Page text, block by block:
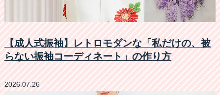
【成人式振袖】レトロモダンな「私だけの、被
らない振袖コーディネート」の作り方
2026.07.26